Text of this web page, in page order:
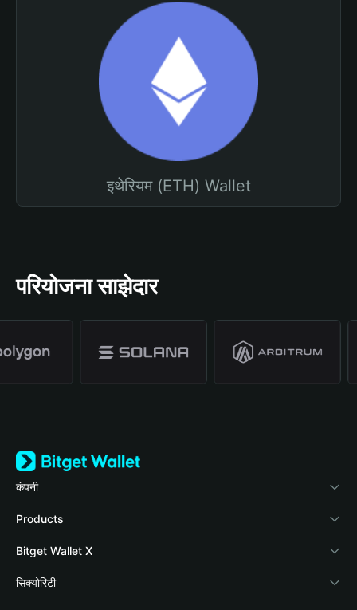
इथेरियम (ETH) Wallet
परियोजना साझेदार
कंपनी
Bitget Wallet के बारे में
ब्लॉग
वॉलेट अकादमी
Products
Crypto Card
Stablecoin Earn
Bitget Wallet X
दस्तावेज़ीकरण
सिक्योरिटी